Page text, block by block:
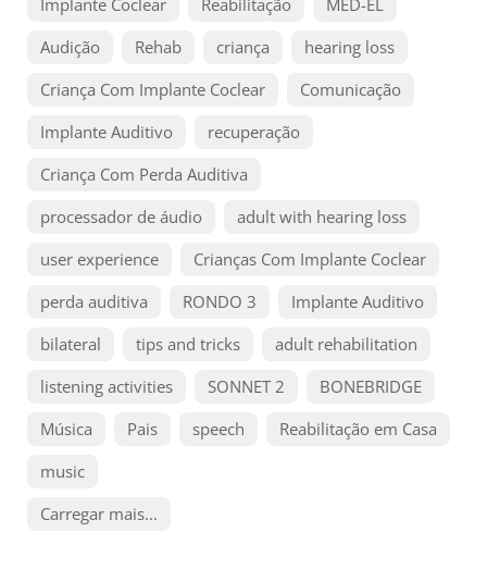
Implante Coclear Reabilitação
MED-EL
Audição
Rehab criança
hearing loss
Criança Com Implante Coclear
Comunicação
Implante Auditivo
recuperação
Criança Com Perda Auditiva
processador de áudio
adult with hearing loss
user experience
Crianças Com Implante Coclear
perda auditiva
RONDO 3
Implante Auditivo
bilateral
tips and tricks
adult rehabilitation
listening activities
SONNET 2
BONEBRIDGE
Música
Pais speech
Reabilitação em Casa
music
Carregar mais...